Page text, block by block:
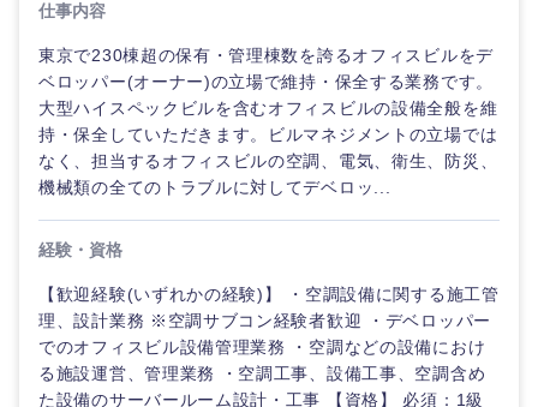
中国・四国地方
鳥取県
岡山県 広島県
山口県 徳島県
仕事内容
東京で230棟超の保有・管理棟数を誇るオフィスビルをデ
ベロッパー(オーナー)の立場で維持・保全する業務です。
大型ハイスペックビルを含むオフィスビルの設備全般を維
持・保全していただきます。ビルマネジメントの立場では
なく、担当するオフィスビルの空調、電気、衛生、防災、
機械類の全てのトラブルに対してデベロッ...
経験・資格
【歓迎経験(いずれかの経験)】 ・空調設備に関する施工管
理、設計業務 ※空調サブコン経験者歓迎 ・デベロッパー
でのオフィスビル設備管理業務 ・空調などの設備におけ
る施設運営、管理業務 ・空調工事、設備工事、空調含め
た設備のサーバールーム設計・工事 【資格】 必須：1級